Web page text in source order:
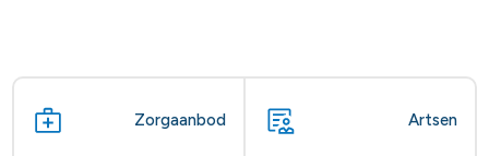
Zorgaanbod Artsen